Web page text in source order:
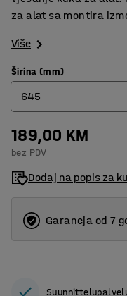
za alat sa montira
Više
Širina (mm)
645
645
875
189,00 KM
bez PDV
Dodaj na popis za
Garancja od 7